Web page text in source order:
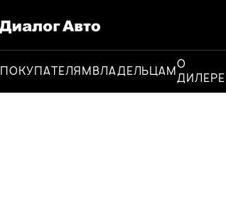
ПОКУПАТЕЛЯМВЛАДЕЛЬЦАМО
ДИЛЕРЕ